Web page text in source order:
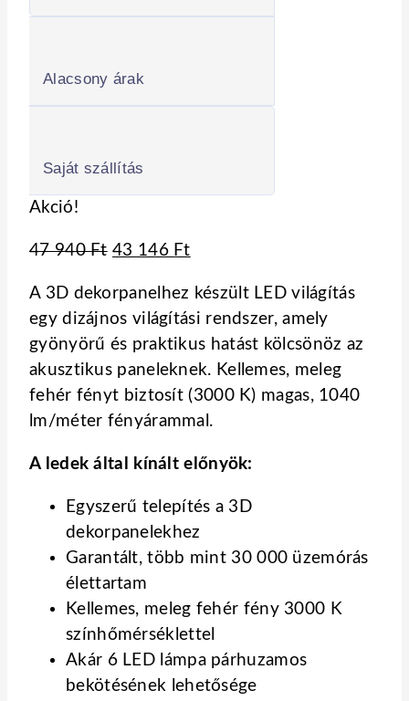
Alacsony árak
Saját szállítás
Akció!
47 940Ft Original
was:
47
940 Ft.
43 146 FtCurrent
is:
43
146 Ft.
A 3D dekorpanelhez készült LED világítás
egy dizájnos világítási rendszer, amely
gyönyörű és praktikus hatást kölcsönöz az
akusztikus paneleknek. Kellemes, meleg
fehér fényt biztosít (3000 K) magas, 1040
lm/méter fényárammal.
A ledek által kínált előnyök:
Egyszerű telepítés a 3D
dekorpanelekhez
Garantált, több mint 30 000 üzemórás
élettartam
Kellemes, meleg fehér fény 3000 K
színhőmérséklettel
Akár 6 LED lámpa párhuzamos
bekötésének lehetősége